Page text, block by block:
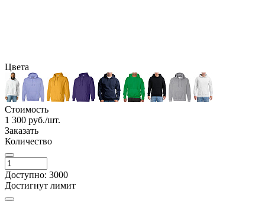
Цвета
Стоимость
1 300 руб./шт.
Заказать
Количество
Доступно: 3000
Достигнут лимит